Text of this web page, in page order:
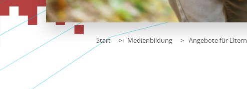
Start Medienbildung Angebote für Eltern